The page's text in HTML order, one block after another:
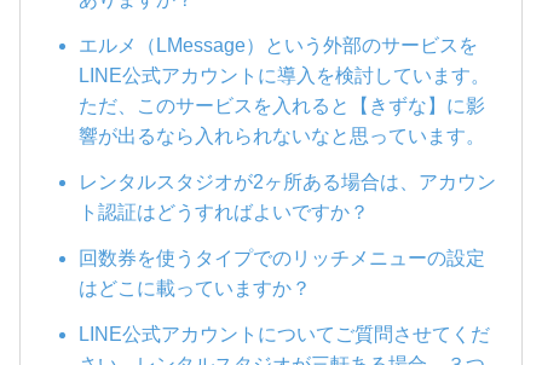
エルメ（LMessage）という外部のサービスを
LINE公式アカウントに導入を検討しています。
ただ、このサービスを入れると【きずな】に影
響が出るなら入れられないなと思っています。
レンタルスタジオが2ヶ所ある場合は、アカウン
ト認証はどうすればよいですか？
回数券を使うタイプでのリッチメニューの設定
はどこに載っていますか？
LINE公式アカウントについてご質問させてくだ